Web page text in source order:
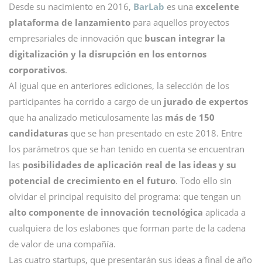
Desde su nacimiento en 2016, BarLab es una excelente
plataforma de lanzamiento para aquellos proyectos
empresariales de innovación que buscan integrar la
digitalización y la disrupción en los entornos
corporativos.
Al igual que en anteriores ediciones, la selección de los
participantes ha corrido a cargo de un jurado de expertos
que ha analizado meticulosamente las más de 150
candidaturas que se han presentado en este 2018. Entre
los parámetros que se han tenido en cuenta se encuentran
las posibilidades de aplicación real de las ideas y su
potencial de crecimiento en el futuro. Todo ello sin
olvidar el principal requisito del programa: que tengan un
alto componente de innovación tecnológica aplicada a
cualquiera de los eslabones que forman parte de la cadena
de valor de una compañía.
Las cuatro startups, que presentarán sus ideas a final de año